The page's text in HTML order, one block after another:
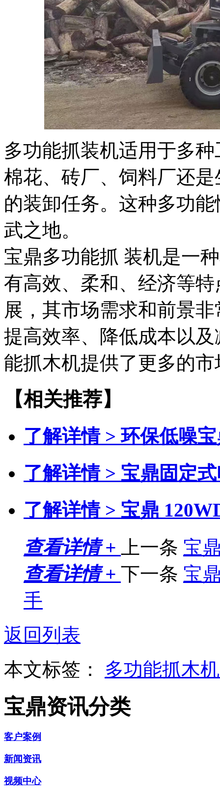
多功能抓装机适用于多
棉花、砖厂、饲料厂还
的装卸任务。这种多功
武之地。
宝鼎多功能抓 装机是一
有高效、柔和、经济等
展，其市场需求和前景
提高效率、降低成本以
能抓木机提供了更多的
【相关推荐】
了解详情 >环保低噪
了解详情 > 宝鼎固定
了解详情 > 宝鼎
查看详情 +
上一条 宝
查看详情 + 下一条 宝
手
返回列表
本文标签： 多功能抓木
宝鼎资讯分类
客户案例
新闻资讯
视频中心